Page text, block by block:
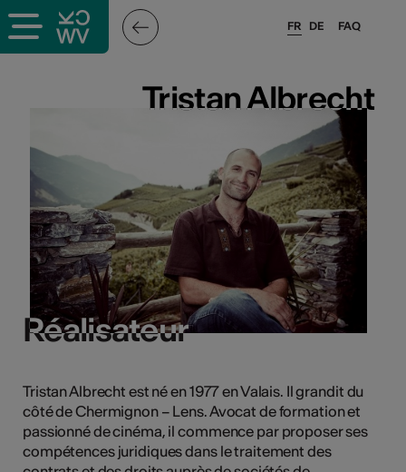
FAQ
FR DE
Tristan Albrecht
Réalisateur
Tristan Albrecht
Réalisateur
Tristan Albrecht est né en 1977 en Valais. Il grandit du
côté de Chermignon – Lens. Avocat de formation et
passionné de cinéma, il commence par proposer ses
compétences juridiques dans le traitement des